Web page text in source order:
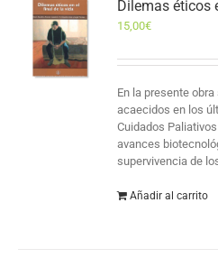
Dilemas éticos
15,00€
En la presente
acaecidos en los
Cuidados
avances
supervivencia de
Añadir al carrito